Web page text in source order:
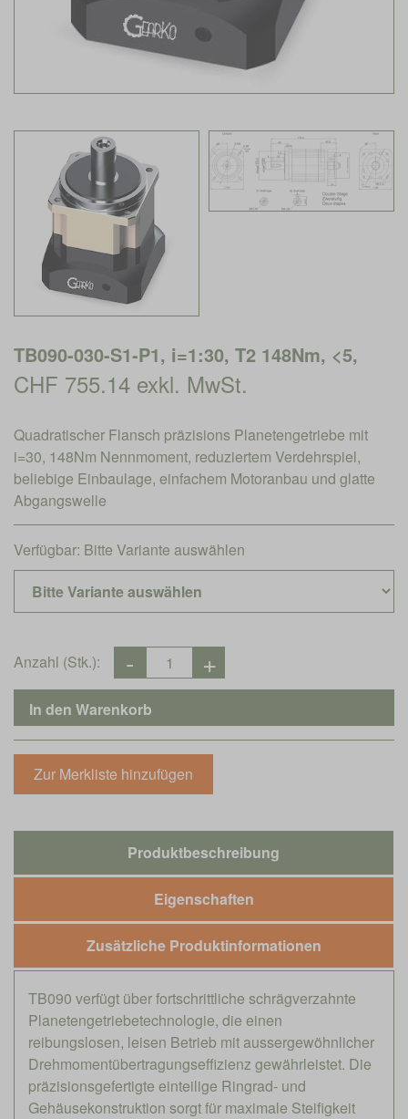
TB090-030-S1-P1, i=1:30, T2 148Nm, <5,
CHF 755.14 exkl. MwSt.
Quadratischer Flansch präzisions Planetengetriebe mit
i=30, 148Nm Nennmoment, reduziertem Verdehrspiel,
beliebige Einbaulage, einfachem Motoranbau und glatte
Abgangswelle
Verfügbar: Bitte Variante auswählen
Anzahl (Stk.):
Produktbeschreibung
Eigenschaften
Zusätzliche Produktinformationen
TB090 verfügt über fortschrittliche schrägverzahnte
Planetengetriebetechnologie, die einen
reibungslosen, leisen Betrieb mit aussergewöhnlicher
Drehmomentübertragungseffizienz gewährleistet. Die
präzisionsgefertigte einteilige Ringrad- und
Gehäusekonstruktion sorgt für maximale Steifigkeit